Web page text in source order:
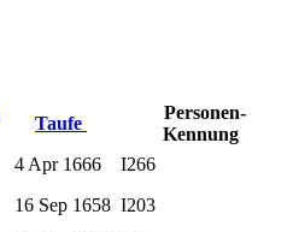
Taufe
Personen-
Kennung
4 Apr 1666
I266
16 Sep 1658 I203